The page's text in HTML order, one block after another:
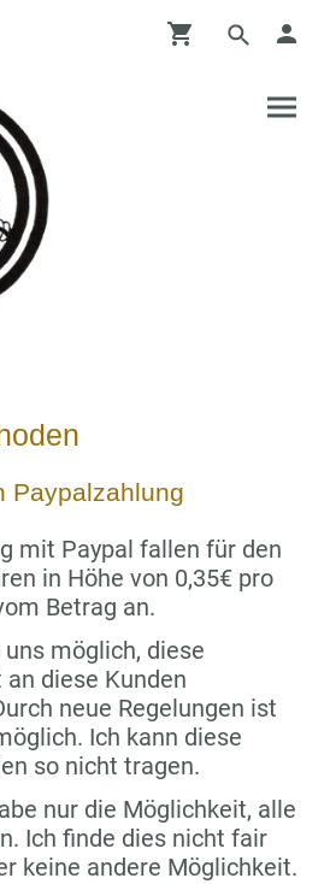
Paypalzahlung
mit Paypal fallen für den
in Höhe von 0,35€ pro
Betrag an.
möglich, diese
diese Kunden
neue Regelungen ist
Ich kann diese
so nicht tragen.
nur die Möglichkeit, alle
Ich finde dies nicht fair
keine andere Möglichkeit.